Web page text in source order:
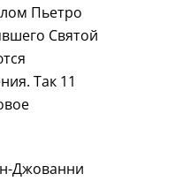
Пьетро
Святой
Так 11